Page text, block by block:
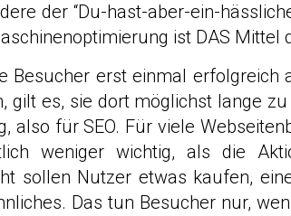
der “Du-hast-aber-ein-
ist DAS Mittel
Besucher erst einmal erfolgreich
gilt es, sie dort möglichst lange
also für SEO. Für viele
weniger wichtig, als die
sollen Nutzer etwas kaufen,
Das tun Besucher nur,